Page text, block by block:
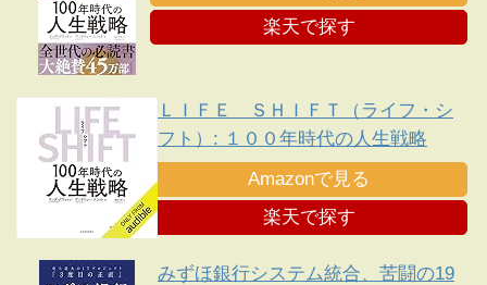
楽天で探す
ＬＩＦＥ ＳＨＩＦＴ（ライフ・シ
フト）: １００年時代の人生戦略
Amazonで見る
楽天で探す
みずほ銀行システム統合、苦闘の19